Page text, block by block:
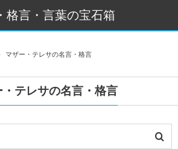
格言・言葉の宝石箱
マザー・テレサの名言・格言
・テレサの名言・格言